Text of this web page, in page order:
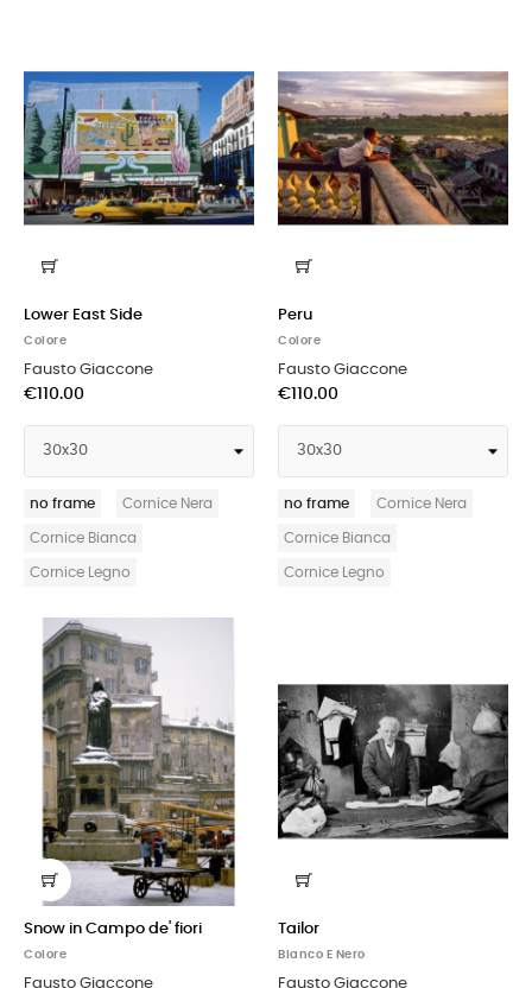
Lower East Side
Colore
Fausto Giaccone
€110.00
no frame Cornice Nera
Cornice Bianca
Cornice Legno
Peru
Colore
Fausto Giaccone
€110.00
no frame Cornice Nera
Cornice Bianca
Cornice Legno
Snow in Campo de' fiori
Colore
Fausto Giaccone
Tailor
Bianco E Nero
Fausto Giaccone